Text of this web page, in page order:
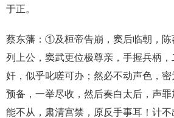
于正。
蔡东藩：①及桓帝告崩，窦后临朝，陈
列上公，窦武更位极尊亲，手握兵柄
奸，似乎叱嗟可办；然必不动声色，
预备，一举尽收，然后奏白太后，声
能不从，肃清宫禁，原反手事耳！计